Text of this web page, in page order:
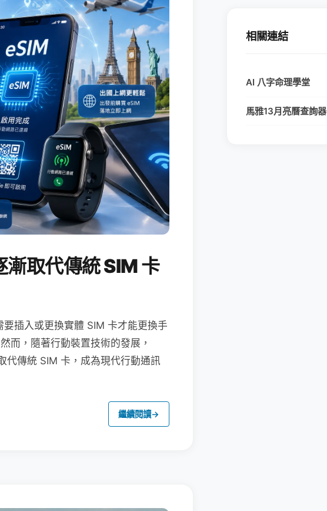
取代傳統 SIM 卡
插入或更換實體 SIM 卡才能更換手
而，隨著行動裝置技術的發展，
代傳統 SIM 卡，成為現代行動通訊
繼續閱讀→
相關連結
AI 八字命理學堂
馬雅13月亮曆查詢器